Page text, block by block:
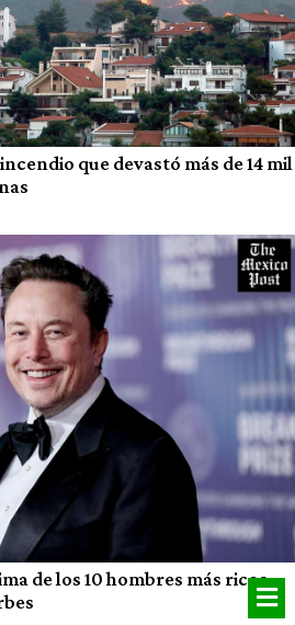
que devastó más de 14 mil
de los 10 hombres más ricos